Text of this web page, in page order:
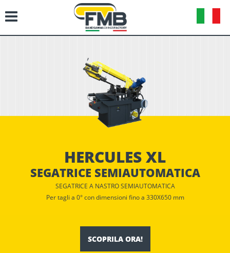
HERCULES XL
SEGATRICE SEMIAUTOMATICA
SEGATRICE A NASTRO SEMIAUTOMATICA
Per tagli a 0° con dimensioni fino a 330X650 mm
SCOPRILA ORA!